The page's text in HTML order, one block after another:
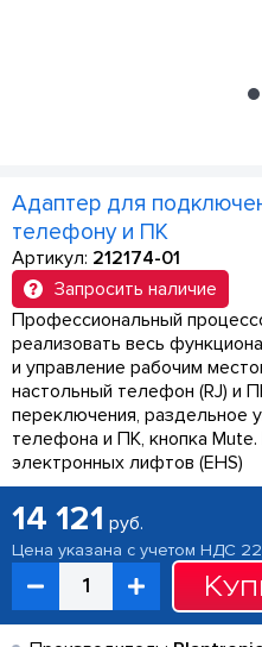
Адаптер для
телефону и ПК
Артикул: 212174-01
Запросить наличие
Профессиональный
реализовать весь
и управление рабочим
настольный телефон (RJ) и
переключения, раздельное
телефона и ПК, кнопка
электронных лифтов (EHS)
14 121 руб.
Цена указана с учетом НДС